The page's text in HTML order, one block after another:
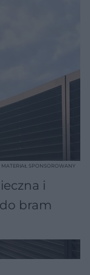
i
bram
MATERIAŁ SPONSOROWANY